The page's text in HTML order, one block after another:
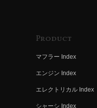
Product
マフラー Index
エンジン Index
エレクトリカル Index
シャーシ Index